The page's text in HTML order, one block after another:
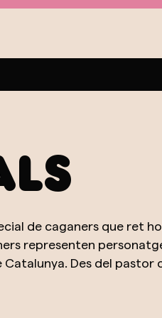
de caganers que ret
representen
Des del pastor
viva la tradició del